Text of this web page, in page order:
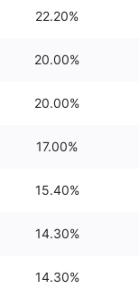
22.20%
20.00%
20.00%
17.00%
15.40%
14.30%
14.30%